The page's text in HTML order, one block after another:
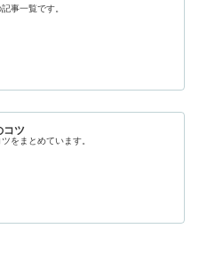
事一覧です。
コツ
をまとめています。